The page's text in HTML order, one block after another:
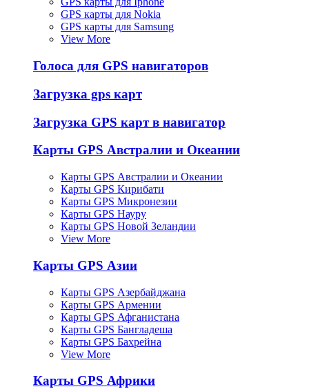
GPS карты для Nokia
GPS карты для Samsung
View More
Голоса для GPS навигаторов
Загрузка gps карт
Загрузка GPS карт в навигатор
Карты GPS Австралии и Океании
Карты GPS Австралии и Океании
Карты GPS Кирибати
Карты GPS Микронезии
Карты GPS Науру
Карты GPS Новой Зеландии
View More
Карты GPS Азии
Карты GPS Азербайджана
Карты GPS Армении
Карты GPS Афганистана
Карты GPS Бангладеша
Карты GPS Бахрейна
View More
Карты GPS Африки